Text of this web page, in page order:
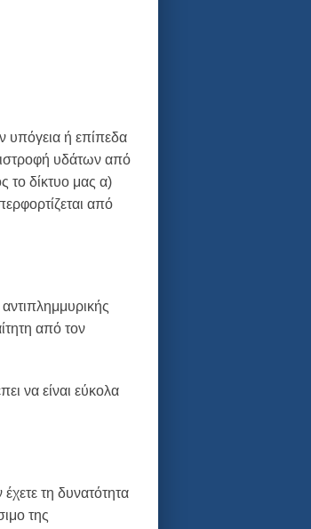
υπόγεια ή επίπεδα
υδάτων από
το δίκτυο μας α)
από
από τον
να είναι εύκολα
τη δυνατότητα
της